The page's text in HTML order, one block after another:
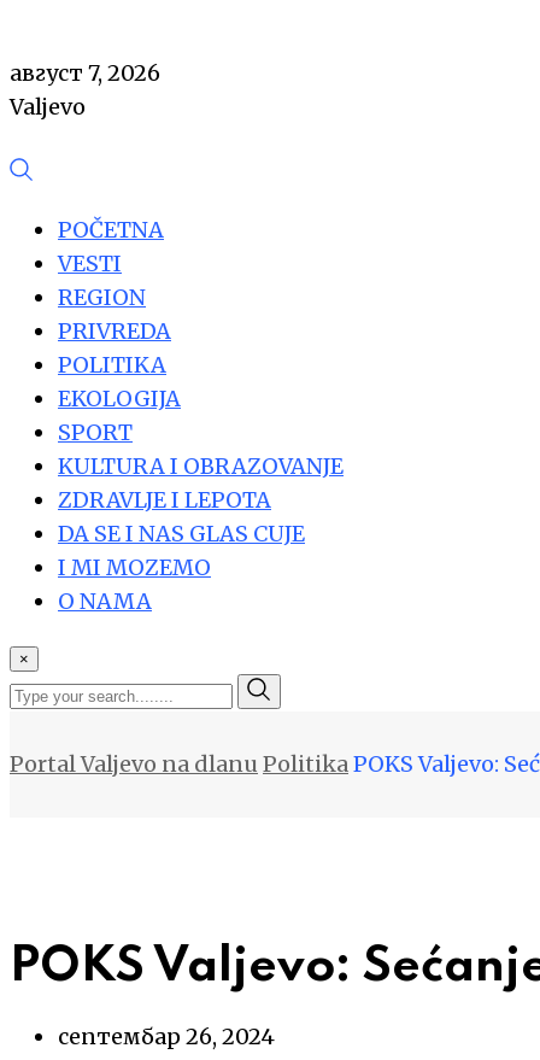
август 7, 2026
Valjevo
POČETNA
VESTI
REGION
PRIVREDA
POLITIKA
EKOLOGIJA
SPORT
KULTURA I OBRAZOVANJE
ZDRAVLJE I LEPOTA
DA SE I NAS GLAS CUJE
I MI MOZEMO
O NAMA
×
Portal Valjevo na dlanu PolitikaPOKS Valjevo:
POKS Valjevo:
септембар 26, 2024